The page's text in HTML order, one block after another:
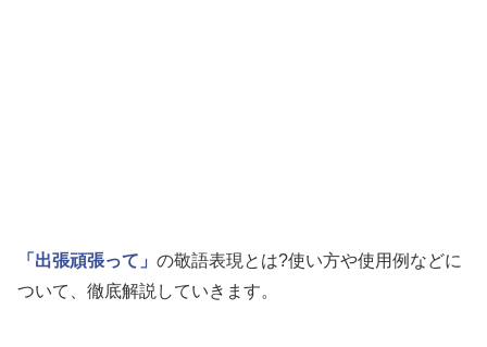
「出張頑張って」 の敬語表現とは?使い方や使用例などに
ついて、徹底解説していきます。